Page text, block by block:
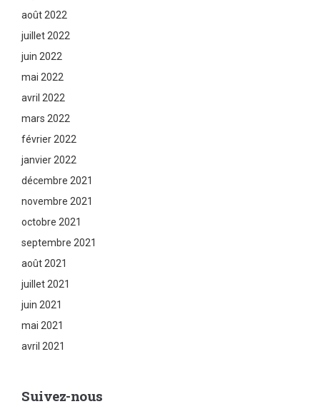
août 2022
juillet 2022
juin 2022
mai 2022
avril 2022
mars 2022
février 2022
janvier 2022
décembre 2021
novembre 2021
octobre 2021
septembre 2021
août 2021
juillet 2021
juin 2021
mai 2021
avril 2021
Suivez-nous